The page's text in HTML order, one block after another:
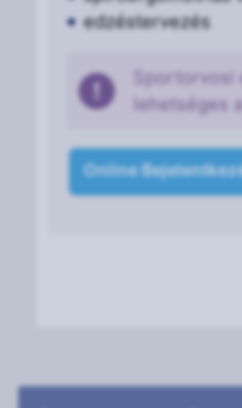
edzéstervezés
lehetséges
Online